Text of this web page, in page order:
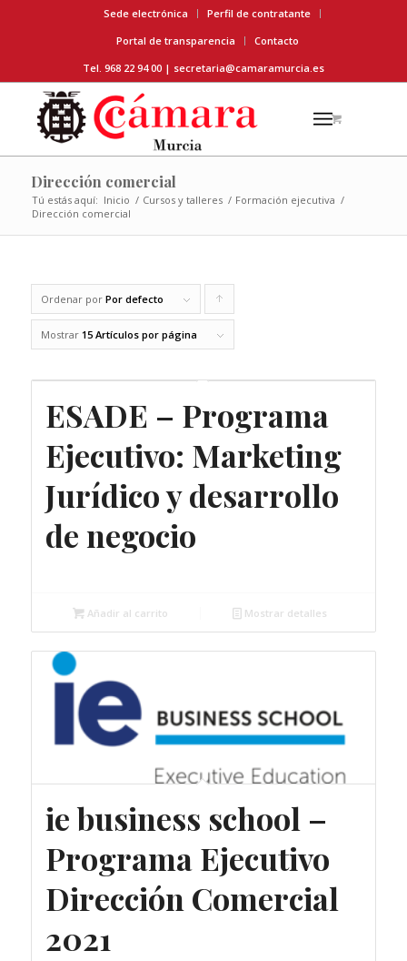
Sede electrónica
Perfil de contratante
Portal de transparencia
Contacto
Tel. 968 22 94 00 | secretaria@camaramurcia.es
Dirección comercial
Tú estás aquí: Inicio / Cursos y talleres / Formación ejecutiva /
Dirección comercial
Ordenar por Por defecto
los
cupones
forma
ascendente
Mostrar 15 Artículos por página
ESADE – Programa
Ejecutivo: Marketing
Jurídico y desarrollo
de negocio
Añadir al carrito Mostrar detalles
ie business school –
Programa Ejecutivo
Dirección Comercial
2021